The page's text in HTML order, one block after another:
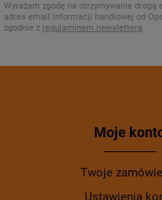
Wyrażam zgodę na otrzymywanie
adres email informacji handlowej od
zgodnie z regulaminem newslettera
Moje
Twoje
Ustawienia